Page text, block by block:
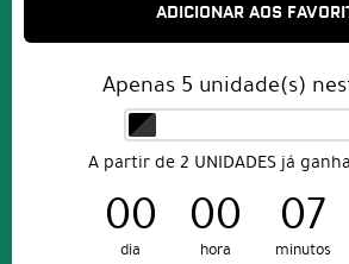
ADICIONAR AOS
Apenas 5 unidade(s)
A partir de 2 UNIDADES já
00
dia
00
hora
07
minutos